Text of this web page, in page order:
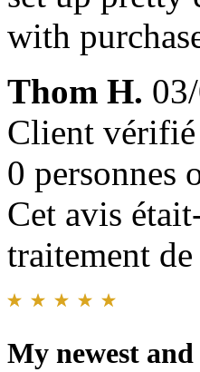
with
Thom H.
Client vérifié
0 personnes
Cet avis
traitement
My newest